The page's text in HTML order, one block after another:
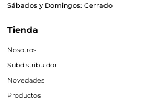
Sábados y Domingos: Cerrado
Tienda
Nosotros
Subdistribuidor
Novedades
Productos